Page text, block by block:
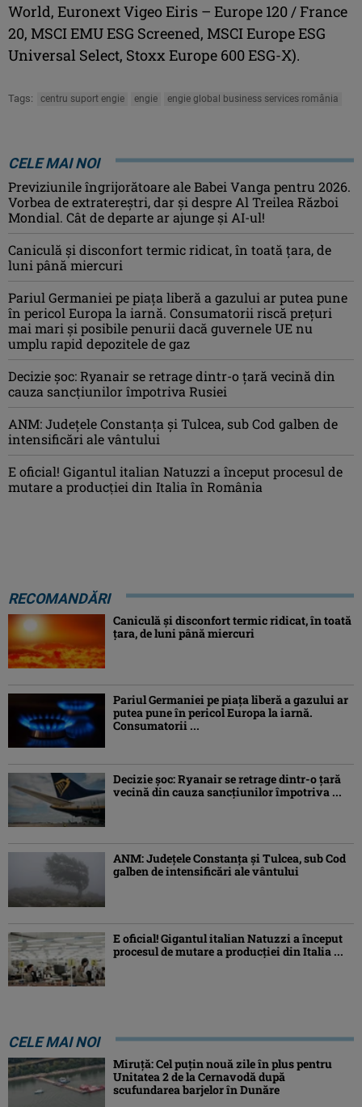
World, Euronext Vigeo Eiris – Europe 120 / France
20, MSCI EMU ESG Screened, MSCI Europe ESG
Universal Select, Stoxx Europe 600 ESG-X).
Tags: centru suport engie engie engie global business services românia
CELE MAI NOI
Previziunile îngrijorătoare ale Babei Vanga pentru 2026.
Vorbea de extratereștri, dar și despre Al Treilea Război
Mondial. Cât de departe ar ajunge și AI-ul!
Caniculă şi disconfort termic ridicat, în toată ţara, de
luni până miercuri
Pariul Germaniei pe piaţa liberă a gazului ar putea pune
în pericol Europa la iarnă. Consumatorii riscă preţuri
mai mari şi posibile penurii dacă guvernele UE nu
umplu rapid depozitele de gaz
Decizie șoc: Ryanair se retrage dintr-o țară vecină din
cauza sancțiunilor împotriva Rusiei
ANM: Judeţele Constanţa şi Tulcea, sub Cod galben de
intensificări ale vântului
E oficial! Gigantul italian Natuzzi a început procesul de
mutare a producției din Italia în România
RECOMANDĂRI
Caniculă şi disconfort termic ridicat, în toată
ţara, de luni până miercuri
Pariul Germaniei pe piaţa liberă a gazului ar
putea pune în pericol Europa la iarnă.
Consumatorii ...
Decizie șoc: Ryanair se retrage dintr-o țară
vecină din cauza sancțiunilor împotriva ...
ANM: Judeţele Constanţa şi Tulcea, sub Cod
galben de intensificări ale vântului
E oficial! Gigantul italian Natuzzi a început
procesul de mutare a producției din Italia ...
CELE MAI NOI
Miruță: Cel puțin nouă zile în plus pentru
Unitatea 2 de la Cernavodă după
scufundarea barjelor în Dunăre